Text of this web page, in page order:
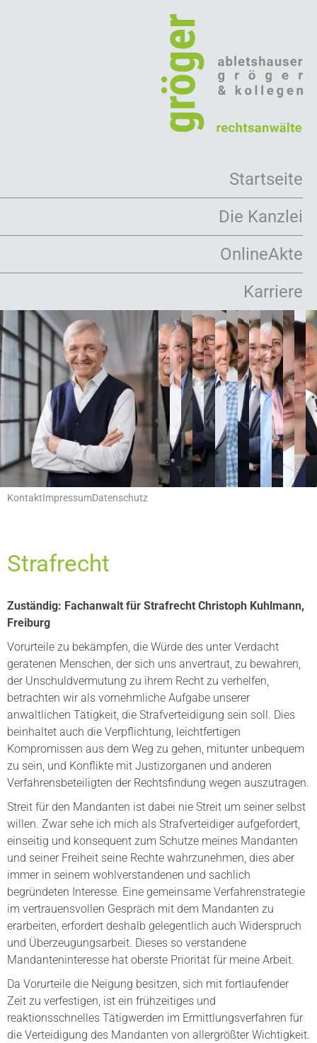
Servicemenu
KontaktImpressumDatenschutz
Hauptnavigation
Startseite
Die Kanzlei
Arbeitsweise
Mandanten
Kooperationen
Leistungen
OnlineAkte
Karriere
Strafrecht
Zuständig: Fachanwalt für Strafrecht Christoph Kuhlmann,
Freiburg
Vorurteile zu bekämpfen, die Würde des unter Verdacht
geratenen Menschen, der sich uns anvertraut, zu bewahren,
der Unschuldvermutung zu ihrem Recht zu verhelfen,
betrachten wir als vornehmliche Aufgabe unserer
anwaltlichen Tätigkeit, die Strafverteidigung sein soll. Dies
beinhaltet auch die Verpflichtung, leichtfertigen
Kompromissen aus dem Weg zu gehen, mitunter unbequem
zu sein, und Konflikte mit Justizorganen und anderen
Verfahrensbeteiligten der Rechtsfindung wegen auszutragen.
Streit für den Mandanten ist dabei nie Streit um seiner selbst
willen. Zwar sehe ich mich als Strafverteidiger aufgefordert,
einseitig und konsequent zum Schutze meines Mandanten
und seiner Freiheit seine Rechte wahrzunehmen, dies aber
immer in seinem wohlverstandenen und sachlich
begründeten Interesse. Eine gemeinsame Verfahrenstrategie
im vertrauensvollen Gespräch mit dem Mandanten zu
erarbeiten, erfordert deshalb gelegentlich auch Widerspruch
und Überzeugungsarbeit. Dieses so verstandene
Mandanteninteresse hat oberste Priorität für meine Arbeit.
Da Vorurteile die Neigung besitzen, sich mit fortlaufender
Zeit zu verfestigen, ist ein frühzeitiges und
reaktionsschnelles Tätigwerden im Ermittlungsverfahren für
die Verteidigung des Mandanten von allergrößter Wichtigkeit.